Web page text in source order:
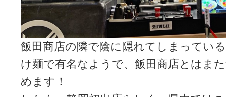
飯田商店の隣で陰に隠れてしまってい
け麺で有名なようで、飯田商店とはま
めます！